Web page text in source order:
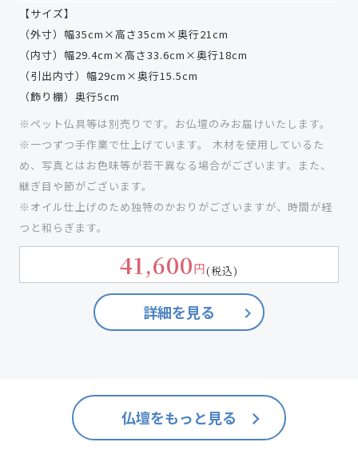
【サイズ】
（外寸）幅35cm×高さ35cm×奥行21cm
（内寸）幅29.4cm×高さ33.6cm×奥行18cm
（引出内寸）幅29cm×奥行15.5cm
（飾り棚）奥行5cm
※ペット仏具等は別売りです。お仏壇のみお届けいたします。
※一つずつ手作業で仕上げています。 木材を使用しているた
め、写真とはお色味等が若干異なる場合がございます。また、
継ぎ目や節がございます。
※オイル仕上げのため独特のかおりがございますが、時間が経
つと和らぎます。
41,600円(税込)
詳細を見る keyboard_arrow_right
仏壇をもっと見る keyboard_arrow_right